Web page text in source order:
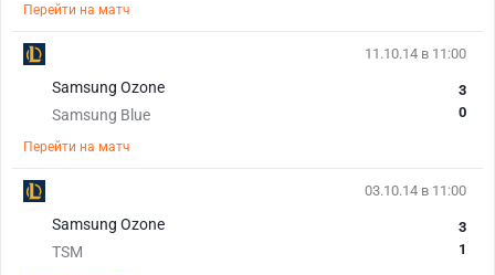
Перейти на матч
11.10.14 в 11:00
Samsung Ozone
Samsung Blue
3
0
Перейти на матч
03.10.14 в 11:00
Samsung Ozone
TSM
3
1